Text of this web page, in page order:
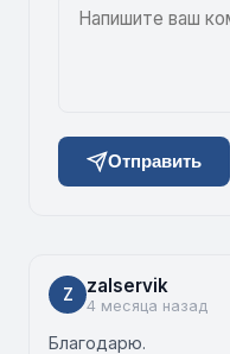
Отправить
Z zalservik
4 месяца назад
Благодарю.